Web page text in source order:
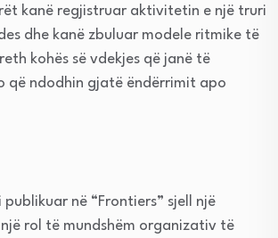
kanë regjistruar aktivitetin e një truri
dhe kanë zbuluar modele ritmike të
kohës së vdekjes që janë të
që ndodhin gjatë ëndërrimit apo
publikuar në “Frontiers” sjell një
rol të mundshëm organizativ të